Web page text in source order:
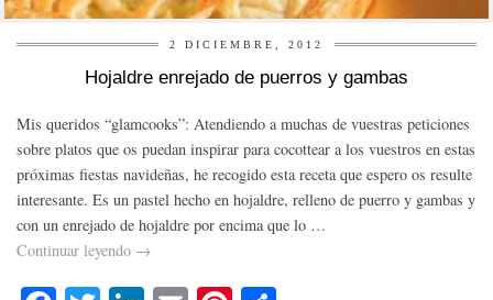
2 DICIEMBRE, 2012
Hojaldre enrejado de puerros y gambas
Mis queridos “glamcooks”: Atendiendo a muchas de vuestras peticiones
sobre platos que os puedan inspirar para cocottear a los vuestros en estas
próximas fiestas navideñas, he recogido esta receta que espero os resulte
interesante. Es un pastel hecho en hojaldre, relleno de puerro y gambas y
con un enrejado de hojaldre por encima que lo …
Continuar leyendo →